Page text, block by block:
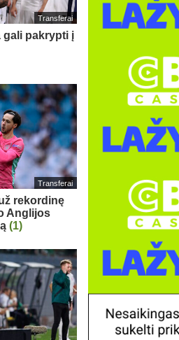
Transferai
gali pakrypti į
Transferai
rekordinę
Anglijos
(1)